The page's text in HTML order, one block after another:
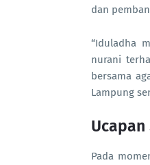
dan
“Iduladha
nurani
bersama
Lampung
Pada